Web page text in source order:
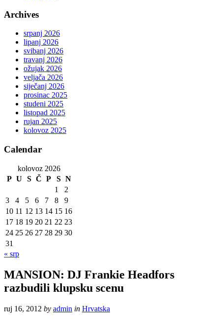
Archives
srpanj 2026
lipanj 2026
svibanj 2026
travanj 2026
ožujak 2026
veljača 2026
siječanj 2026
prosinac 2025
studeni 2025
listopad 2025
rujan 2025
kolovoz 2025
Calendar
kolovoz 2026
P U S Č P S N
1
2
3
4 5 6 7 8
9
10 11 12 13 14 15 16
17 18 19 20 21 22 23
24 25 26 27 28 29 30
31
« srp
MANSION: DJ Frankie Headfors
razbudili klupsku scenu
ruj 16, 2012 by admin in Hrvatska